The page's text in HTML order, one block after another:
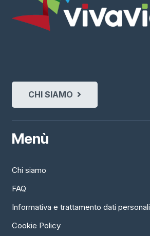
CHI SIAMO
Menù
Chi siamo
FAQ
Informativa e trattamento dati personali
Cookie Policy